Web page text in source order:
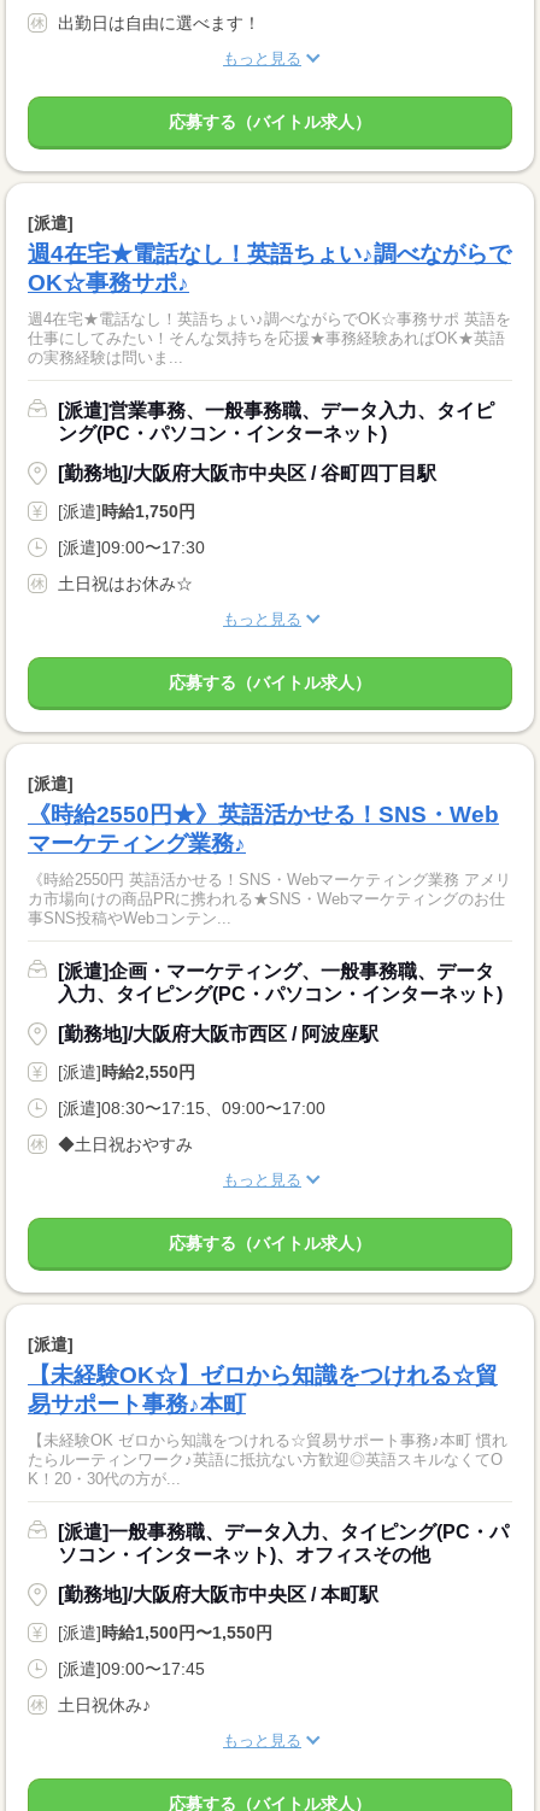
出勤日は自由に選べます！
もっと見る
応募する（バイトル求人）
[派遣]
週4在宅★電話なし！英語ちょい♪調べながらで
OK☆事務サポ♪
週4在宅★電話なし！英語ちょい♪調べながらでOK☆事務サポ 英語を
仕事にしてみたい！そんな気持ちを応援★事務経験あればOK★英語
の実務経験は問いま...
[派遣]営業事務、一般事務職、データ入力、タイピ
ング(PC・パソコン・インターネット)
[勤務地]/大阪府大阪市中央区 / 谷町四丁目駅
[派遣]時給1,750円
[派遣]09:00〜17:30
土日祝はお休み☆
もっと見る
応募する（バイトル求人）
[派遣]
《時給2550円★》英語活かせる！SNS・Web
マーケティング業務♪
《時給2550円 英語活かせる！SNS・Webマーケティング業務 アメリ
カ市場向けの商品PRに携われる★SNS・Webマーケティングのお仕
事SNS投稿やWebコンテン...
[派遣]企画・マーケティング、一般事務職、データ
入力、タイピング(PC・パソコン・インターネット)
[勤務地]/大阪府大阪市西区 / 阿波座駅
[派遣]時給2,550円
[派遣]08:30〜17:15、09:00〜17:00
◆土日祝おやすみ
もっと見る
応募する（バイトル求人）
[派遣]
【未経験OK☆】ゼロから知識をつけれる☆貿
易サポート事務♪本町
【未経験OK ゼロから知識をつけれる☆貿易サポート事務♪本町 慣れ
たらルーティンワーク♪英語に抵抗ない方歓迎◎英語スキルなくてO
K！20・30代の方が...
[派遣]一般事務職、データ入力、タイピング(PC・パ
ソコン・インターネット)、オフィスその他
[勤務地]/大阪府大阪市中央区 / 本町駅
[派遣]時給1,500円〜1,550円
[派遣]09:00〜17:45
土日祝休み♪
もっと見る
応募する（バイトル求人）